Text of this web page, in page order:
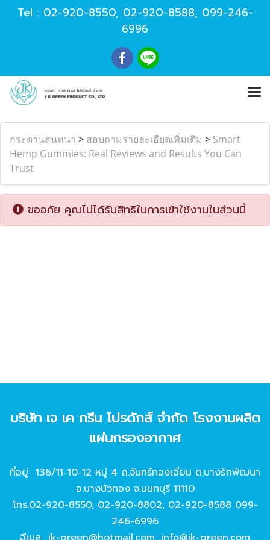
Tel : 02-920-8550, 02-920-8588, 099-246-
6996
กระดานสนทนา > สอบถามรายละเอียดเพิ่มเติม > Smart
Hemp Gummies: Real Reviews and Results You Can
Trust
ขออภัย คุณไม่ได้รับสิทธิในการเข้าใช้งานในส่วนนี้
บริษัท เจ เค กรีน โปรดักส์ จํากัด โรงงานผลิต
แผ่นกรองอากาศ
ที่อยู่ 136/11-10-12 หมู่ 4 ถ.จันทร์ทองเอี่ยม ต.บางรักพัฒนา
อ.บางบัวทอง จ.นนทบุรี 11110
โทร.02-920-8550, 02-920-8802, 02-920-8588 099-
246-6996